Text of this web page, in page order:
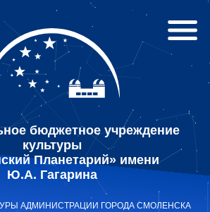
бюджетное учреждение
культуры
Планетарий» имени
Ю.А. Гагарина
АДМИНИСТРАЦИИ ГОРОДА СМОЛЕНСКА